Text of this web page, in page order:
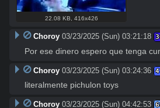
22.08 KB 416x426
Choroy 03/23/2025 (Sun) 03:21:18
Por ese dinero espero que tenga
Choroy 03/23/2025 (Sun) 03:24:36
literalmente pichulon toys
Choroy 03/23/2025 (Sun) 04:42:53